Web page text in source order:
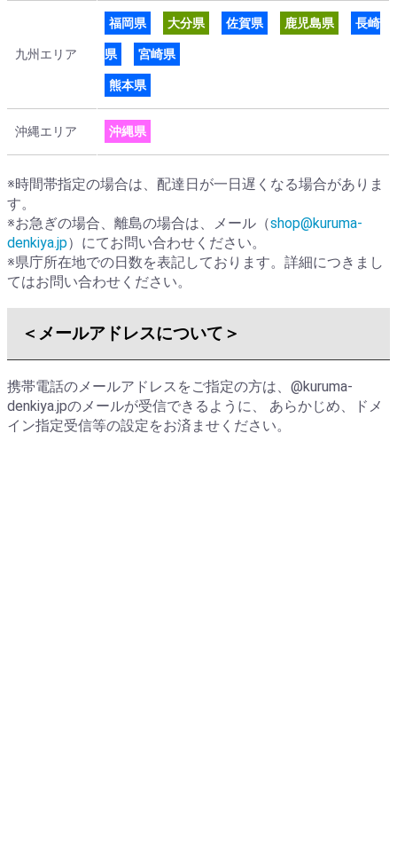
九州エリア
福岡県 大分県 佐賀県 鹿児島県 長崎
県 宮崎県
熊本県
沖縄エリア 沖縄県
※時間帯指定の場合は、配達日が一日遅くなる場合がありま
す。
※お急ぎの場合、離島の場合は、メール（shop@kuruma-
denkiya.jp）にてお問い合わせください。
※県庁所在地での日数を表記しております。詳細につきまし
てはお問い合わせください。
＜メールアドレスについて＞
携帯電話のメールアドレスをご指定の方は、 @kuruma-
denkiya.jpのメールが受信できるように、 あらかじめ、ドメ
イン指定受信等の設定をお済ませください。